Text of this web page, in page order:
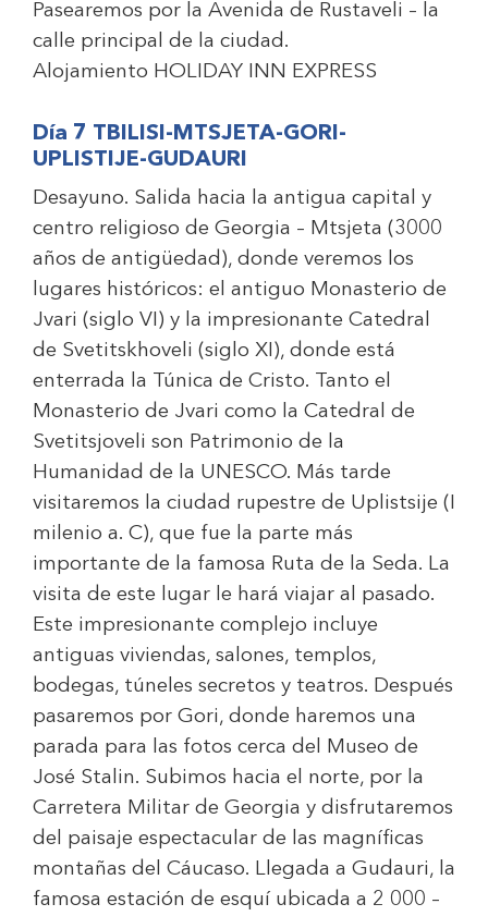
Pasearemos por la Avenida de Rustaveli – la
calle principal de la ciudad.
Alojamiento HOLIDAY INN EXPRESS
Día 7 TBILISI-MTSJETA-GORI-
UPLISTIJE-GUDAURI
Desayuno. Salida hacia la antigua capital y
centro religioso de Georgia – Mtsjeta (3000
años de antigüedad), donde veremos los
lugares históricos: el antiguo Monasterio de
Jvari (siglo VI) y la impresionante Catedral
de Svetitskhoveli (siglo XI), donde está
enterrada la Túnica de Cristo. Tanto el
Monasterio de Jvari como la Catedral de
Svetitsjoveli son Patrimonio de la
Humanidad de la UNESCO. Más tarde
visitaremos la ciudad rupestre de Uplistsije (I
milenio a. C), que fue la parte más
importante de la famosa Ruta de la Seda. La
visita de este lugar le hará viajar al pasado.
Este impresionante complejo incluye
antiguas viviendas, salones, templos,
bodegas, túneles secretos y teatros. Después
pasaremos por Gori, donde haremos una
parada para las fotos cerca del Museo de
José Stalin. Subimos hacia el norte, por la
Carretera Militar de Georgia y disfrutaremos
del paisaje espectacular de las magníficas
montañas del Cáucaso. Llegada a Gudauri, la
famosa estación de esquí ubicada a 2 000 –